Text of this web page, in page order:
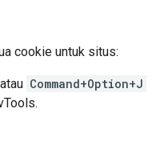
cookie untuk situs:
Command+Option+J